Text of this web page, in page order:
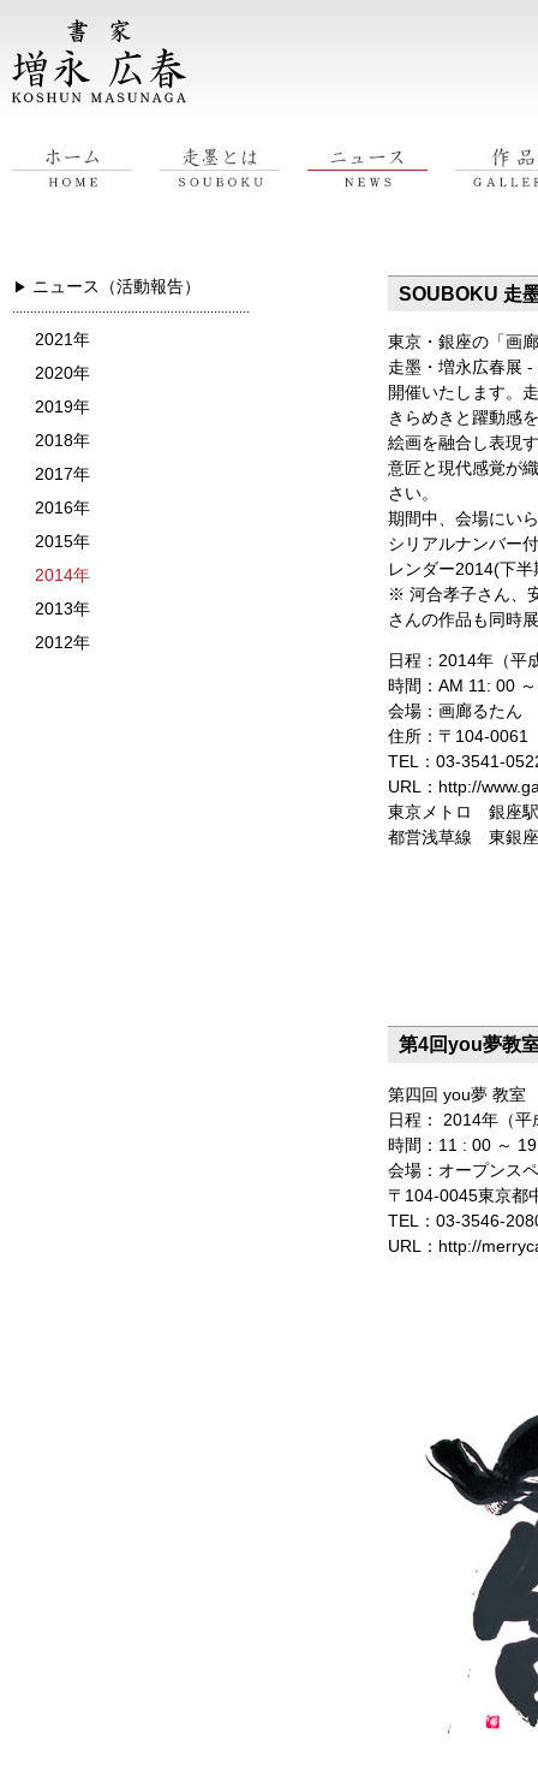
▶ ニュース（活動報告） SOUBOKU 走
2021年
2020年
2019年
2018年
2017年
2016年
2015年
2014年
2013年
2012年
東京・銀座の「画
走墨・増永広春展
開催いたします。
きらめきと躍動感
絵画を融合し表現
意匠と現代感覚が
さい。
期間中、会場にい
シリアルナンバー
レンダー2014(下
※ 河合孝子さん、
さんの作品も同時
日程：2014年（平
時間：AM 11: 00
会場：画廊るたん
住所：〒104-
TEL：03-3541-
URL：http://
東京メトロ 銀座
都営浅草線 東銀
第4回you夢教
第四回 you夢 教
日程： 2014年（
時間：11 : 00 ～
会場：オープンス
〒104-0045東京都
TEL：03-3546-
URL：http://